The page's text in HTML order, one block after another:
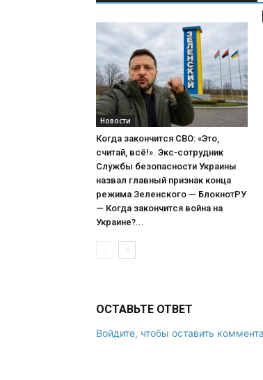
Новости
Когда закончится СВО: «Это,
считай, всё!». Экс-сотрудник
Службы безопасности Украины
назвал главный признак конца
режима Зеленского — БлокнотРУ
— Когда закончится война на
Украине?...
ОСТАВЬТЕ ОТВЕТ
Войдите, чтобы оставить